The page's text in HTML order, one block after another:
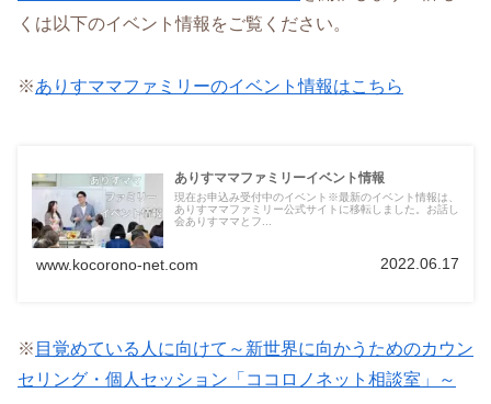
くは以下のイベント情報をご覧ください。
※ありすママファミリーのイベント情報はこちら
ありすママファミリーイベント情報
現在お申込み受付中のイベント※最新のイベント情報は、
ありすママファミリー公式サイトに移転しました。お話し
会ありすママとフ...
www.kocorono-net.com 2022.06.17
※ 目覚めている人に向けて～新世界に向かうためのカウン
セリング・個人セッション「ココロノネット相談室」～